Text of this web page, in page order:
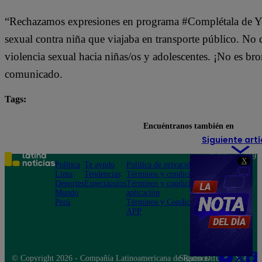
X
“Rechazamos expresiones en programa #Complétala de
sexual contra niña que viajaba en transporte público. No
violencia sexual hacia niñas/os y adolescentes. ¡No es
comunicado.
Tags:
Siguiente
Encuéntranos también en
Política
Lima
Deportes
Mundo
Perú
Te ayudo
Tendencias
Espectáculos
Política de privacidad
Términos y condiciones
Términos y condiciones
aplicación
Términos y Condiciones
APP
Teléfono: 219
Av. San
Felipe 968
Jesús María
© Copyright 2026 - Compañía Latinoamericana de Radio Difusión S.A.
Síguenos